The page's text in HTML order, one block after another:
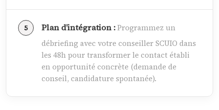
Plan d’intégration :Programmez un
débriefing avec votre conseiller SCUIO dans
les 48h pour transformer le contact établi
en opportunité concrète (demande de
conseil, candidature spontanée).